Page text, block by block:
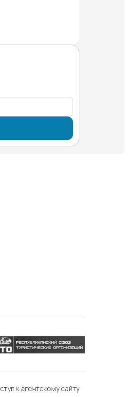
к агентскому сайту